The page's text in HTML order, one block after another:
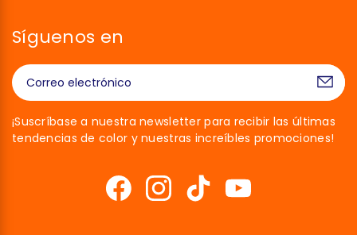
Síguenos en
¡Suscríbase a nuestra newsletter para recibir las últimas
tendencias de color y nuestras increíbles promociones!